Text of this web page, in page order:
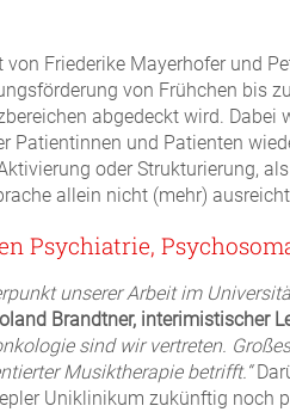
Friederike Mayerhofer und
von Frühchen bis
abgedeckt wird.
Patientinnen und Patienten
oder Strukturierung,
allein nicht (mehr)
Psychiatrie,
unserer Arbeit im
Brandtner, interimistischer
sind wir vertreten.
Musiktherapie betrifft.“
Uniklinikum zukünftig noch